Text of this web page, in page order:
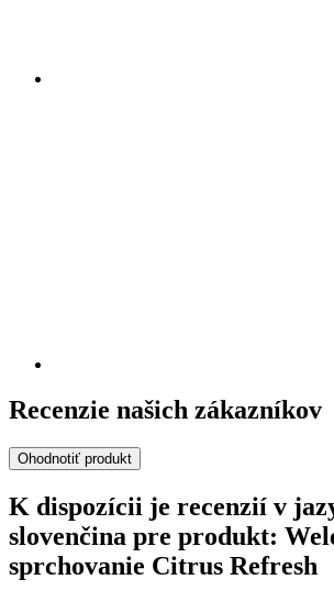
Recenzie našich zákazníkov
Ohodnotiť produkt
K dispozícii je recenzií v
slovenčina pre produkt:
sprchovanie Citrus Refresh